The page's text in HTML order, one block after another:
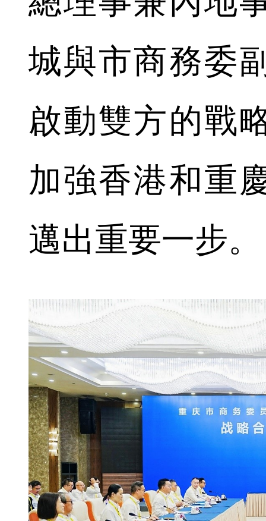
城與市商務委
啟動雙方的戰
加強香港和重
邁出重要一步。